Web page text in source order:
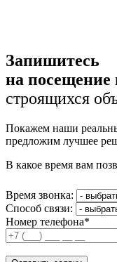
Запишитесь
на
строящихся
Покажем наши
предложим лучшее
В какое время вам
Время звонка:
Способ связи:
Номер телефона*